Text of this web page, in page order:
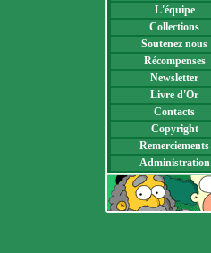
L'équipe
Collections
Soutenez nous
Récompenses
Newsletter
Livre d'Or
Contacts
Copyright
Remerciements
Administration